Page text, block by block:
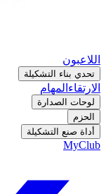
اللاعبون
تحدي بناء التشكيلة
الارتقاء المهام
لوحات الصدارة
الحزم
أداة صنع التشكيلة
MyClub